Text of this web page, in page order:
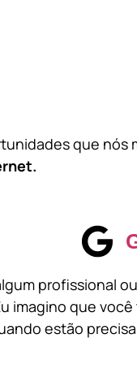
que nós
profissional
imagino que
estão